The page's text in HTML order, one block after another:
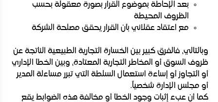
بعد الإحاطة بموضوع القرار بصورة معقولة بحسب
الظروف المحيطة
مع اعتقاد عقلاني بأن القرار يحقق مصلحة الشركة
وبالتالي، فالفرق كبير بين الخسارة التجارية الطبيعية الناتجة عن
ظروف السوق أو المخاطر التجارية المعتادة، وبين الخطأ الإداري
أو التجاوز أو إساءة استعمال السلطة التي تبرر مساءلة المدير
أو مجلس الإدارة شخصياً.
كما أن عبء إثبات وجود الخطأ أو مخالفة هذه الضوابط يقع